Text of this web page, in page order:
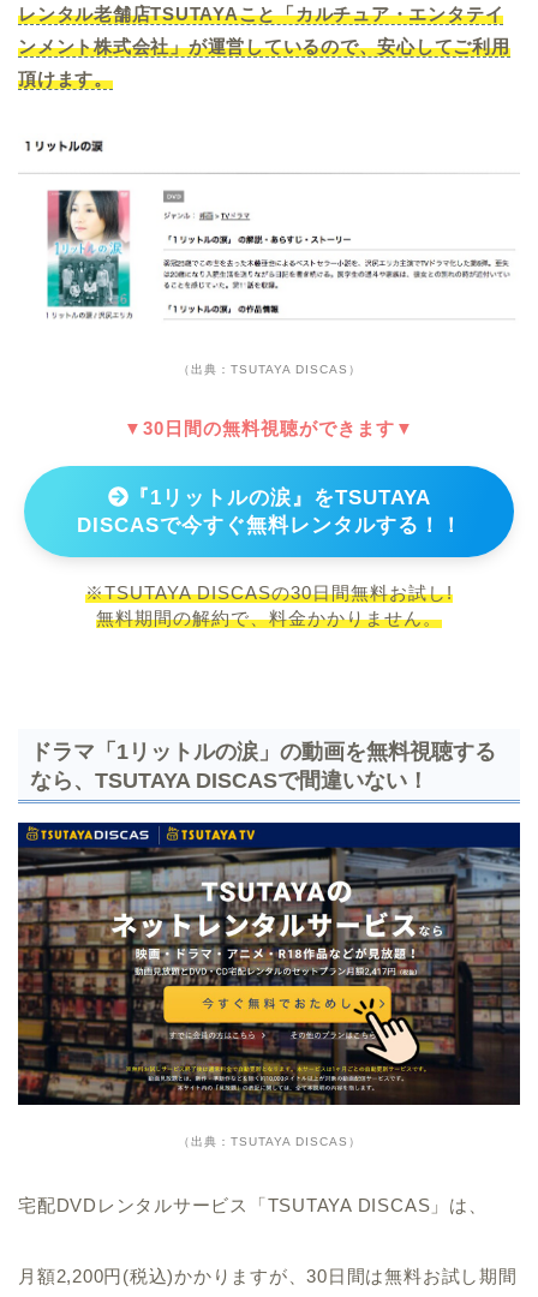
レンタル老舗店TSUTAYAこと「カルチュア・エンタテイ
ンメント株式会社」が運営しているので、安心してご利用
頂けます。
（出典：TSUTAYA DISCAS）
▼30日間の無料視聴ができます▼
『1リットルの涙』をTSUTAYA
DISCASで今すぐ無料レンタルする！！
※TSUTAYA DISCASの30日間無料お試し!
無料期間の解約で、料金かかりません。
ドラマ「1リットルの涙」の動画を無料視聴する
なら、TSUTAYA DISCASで間違いない！
（出典：TSUTAYA DISCAS）
宅配DVDレンタルサービス「TSUTAYA DISCAS」は、
月額2,200円(税込)かかりますが、30日間は無料お試し期間